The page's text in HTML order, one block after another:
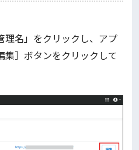
理名」をクリックし、アプ
集］ボタンをクリックして